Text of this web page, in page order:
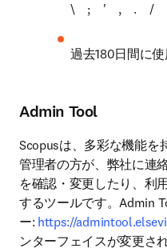
\　;　'　,　.　/
過去180日間に
Admin Tool
Scopusは、多彩な機能を
管理者の方が、弊社に連
を確認・変更したり、利
するツールです。Admin
ー: https://
ンターフェイスが変更さ